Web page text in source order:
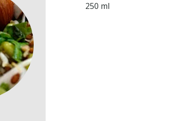
250 ml